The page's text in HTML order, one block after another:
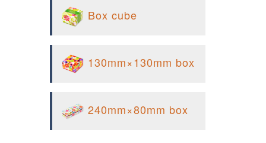
Box cube
130mm×130mm box
240mm×80mm box